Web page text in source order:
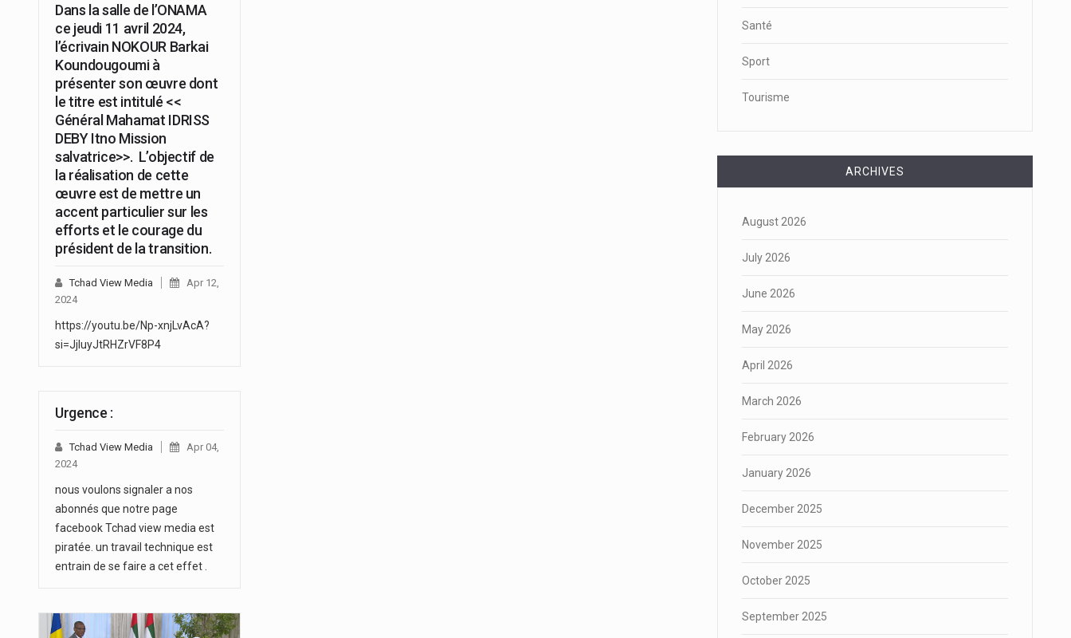
Dans la salle de l’ONAMA
ce jeudi 11 avril 2024,
l’écrivain NOKOUR Barkai
Koundougoumi à
présenter son œuvre dont
le titre est intitulé <<
Général Mahamat IDRISS
DEBY Itno Mission
salvatrice>>. L’objectif de
la réalisation de cette
œuvre est de mettre un
accent particulier sur les
efforts et le courage du
président de la transition.
Tchad View Media
Apr 12,
2024
https://youtu.be/Np-xnjLvAcA?
si=JjluyJtRHZrVF8P4
Urgence :
Tchad View Media
Apr 04,
2024
nous voulons signaler a nos
abonnés que notre page
facebook Tchad view media est
piratée. un travail technique est
entrain de se faire a cet effet .
Santé
Sport
Tourisme
ARCHIVES
August 2026
July 2026
June 2026
May 2026
April 2026
March 2026
February 2026
January 2026
December 2025
November 2025
October 2025
September 2025